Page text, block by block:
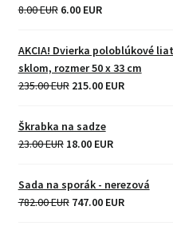
8.00 EUR Original
was:
8.00 EUR.
6.00 EURCurrent
is:
6.00 EUR.
AKCIA! Dvierka poloblúkové
sklom, rozmer 50 x 33 cm
235.00 EUR Original
235.00 EUR.
215.00 EURCurrent
Škrabka na sadze
23.00 EUR Original
was:
23.00 EUR.
18.00 EURCurrent
18.00 EUR.
Sada na sporák - nerezová
782.00 EUR Original
747.00 EURCurrent